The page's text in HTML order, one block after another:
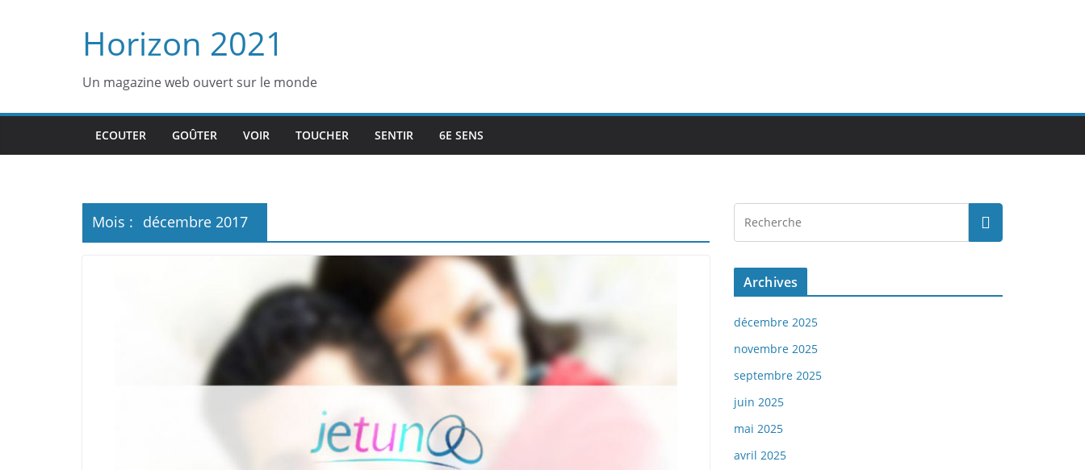
Horizon 2021
Un magazine web ouvert sur le monde
ECOUTER GOÛTER VOIR TOUCHER SENTIR 6E SENS
Mois : décembre 2017
Archives
décembre 2025
novembre 2025
septembre 2025
juin 2025
mai 2025
avril 2025